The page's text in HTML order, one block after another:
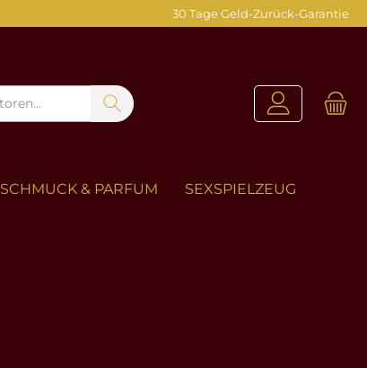
30 Tage Geld-Zurück-Garantie
SCHMUCK & PARFUM SEXSPIELZEUG